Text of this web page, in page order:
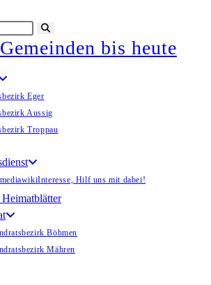
starten
bis heute
Eger
Aussig
Troppau
Interesse, Hilf uns mit dabei!
Böhmen
Mähren